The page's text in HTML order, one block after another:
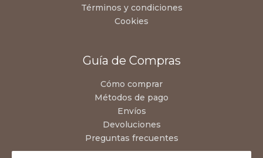
Términos y condiciones
Cookies
Guía de Compras
Cómo comprar
Métodos de pago
Envíos
Devoluciones
Preguntas frecuentes